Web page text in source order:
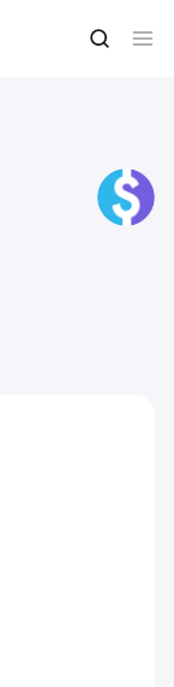
LUSD kopen
LUSD